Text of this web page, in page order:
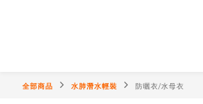
全部商品 水肺潛水輕裝 防曬衣/水母衣